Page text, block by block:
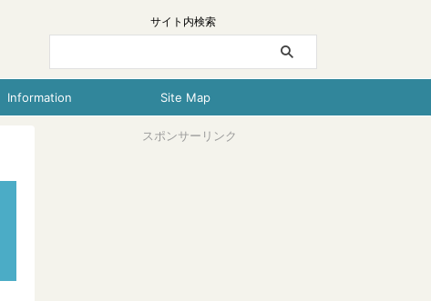
サイト内検索
Information Site Map
スポンサーリンク